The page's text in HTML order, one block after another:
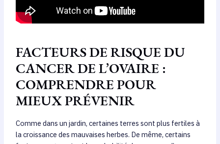
FACTEURS DE RISQUE DU
CANCER DE L’OVAIRE :
COMPRENDRE POUR
MIEUX PRÉVENIR
Comme dans un jardin, certaines terres sont plus fertiles à
la croissance des mauvaises herbes. De même, certains